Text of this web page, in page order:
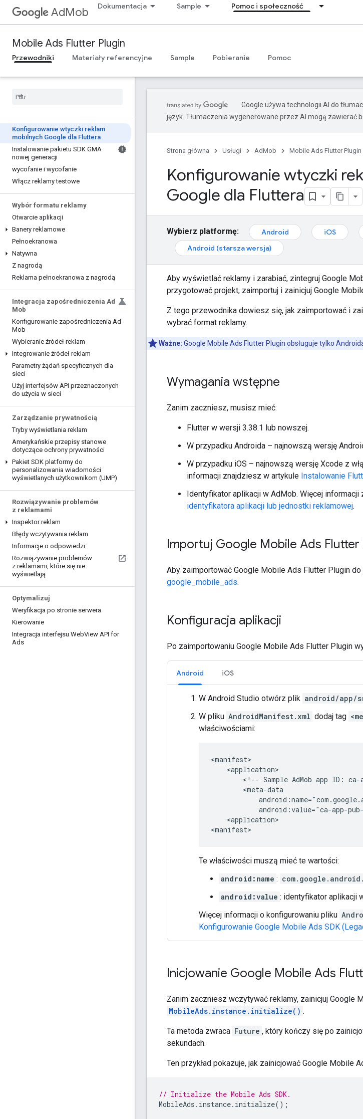
AdMob Dokumentacja Sample Pomoc i społeczność
Mobile Ads Flutter Plugin
Przewodniki Materiały referencyjne Sample Pobieranie Pomoc
Konfigurowanie wtyczki reklam
mobilnych Google dla Fluttera
Instalowanie pakietu SDK GMA
nowej generacji
wycofanie i wycofanie
Włącz reklamy testowe
Wybór formatu reklamy
Otwarcie aplikacji
Banery reklamowe
Pełnoekranowa
Natywna
Z nagrodą
Reklama pełnoekranowa z nagrodą
Integracja zapośredniczenia Ad
Mob
Konfigurowanie zapośredniczenia Ad
Mob
Wybieranie źródeł reklam
Integrowanie źródeł reklam
Parametry żądań specyficznych dla
sieci
Użyj interfejsów API przeznaczonych
do użycia w sieci
Zarządzanie prywatnością
Tryby wyświetlania reklam
Amerykańskie przepisy stanowe
dotyczące ochrony prywatności
Pakiet SDK platformy do
personalizowania wiadomości
wyświetlanych użytkownikom (UMP)
Rozwiązywanie problemów
z reklamami
Inspektor reklam
Błędy wczytywania reklam
Informacje o odpowiedzi
Rozwiązywanie problemów
z reklamami, które się nie
wyświetlają
Optymalizuj
Weryfikacja po stronie serwera
Kierowanie
Integracja interfejsu WebView API for
Ads
Google używa technologii AI do
język. Tłumaczenia wygenerowane przez AI mogą zawierać
Strona główna Usługi AdMob Mobile Ads Flutter Plugin
Konfigurowanie wtyczki
Google dla Fluttera
Wybierz platformę: Android iOS
Android (starsza wersja)
Aby wyświetlać reklamy i zarabiać, zintegruj Google
przygotować projekt, zaimportuj i zainicjuj Google
Z tego przewodnika dowiesz się, jak zaimportować i
wybrać format reklamy.
Ważne: Google Mobile Ads Flutter Plugin obsługuje tylko
Wymagania wstępne
Zanim zaczniesz, musisz mieć:
Flutter w wersji 3.38.1 lub nowszej.
W przypadku Androida – najnowszą wersję
W przypadku iOS – najnowszą wersję Xcode z
informacji znajdziesz w artykule Instalowanie
Identyfikator aplikacji w AdMob. Więcej
identyfikatora aplikacji lub jednostki reklamowej.
Importuj Google Mobile Ads Flutter
Aby zaimportować Google Mobile Ads Flutter Plugin do
google_mobile_ads.
Konfiguracja aplikacji
Po zaimportowaniu Google Mobile Ads Flutter Plugin
Android iOS
W Android Studio otwórz plik android/app/
W pliku AndroidManifest.xml dodaj tag
właściwościami:
<!-- Sample AdMob app ID: ca-
<application>
Te właściwości muszą mieć te wartości:
android:name :
android:value : identyfikator aplikacji
Więcej informacji o konfigurowaniu pliku
Konfigurowanie Google Mobile Ads SDK
Inicjowanie Google Mobile Ads
Zanim zaczniesz wczytywać reklamy, zainicjuj Google
MobileAds.instance.initialize() .
Ta metoda zwraca Future , który kończy się po
sekundach.
Ten przykład pokazuje, jak zainicjować Google Mobile
// Initialize the Mobile Ads SDK.
MobileAds . instance. initialize();